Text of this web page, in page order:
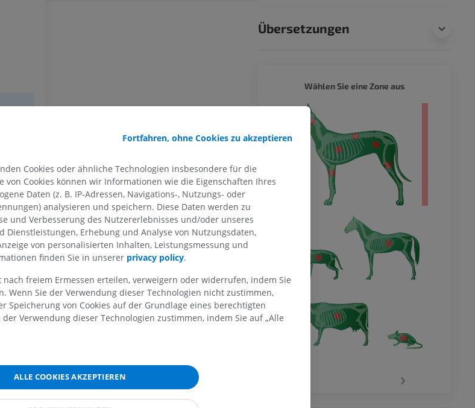
Übersetzungen
Osteologie
Karpalgelenk
Myologie
Zehe und Huf
CT
Wählen Sie eine Zone aus
›
Fortfahren, ohne Cookies zu akzeptieren
Cookies oder ähnliche Technologien insbesondere für die
Cookies können wir Informationen wie die Eigenschaften Ihres
Daten (z. B. IP-Adressen, Navigations-, Nutzungs- oder
analysieren und speichern. Diese Daten werden zu
und Verbesserung des Nutzererlebnisses und/oder unseres
Dienstleistungen, Erhebung und Analyse von Nutzungsdaten,
von personalisierten Inhalten, Leistungsmessung und
finden Sie in unserer privacy policy.
freiem Ermessen erteilen, verweigern oder widerrufen, indem Sie
Wenn Sie der Verwendung dieser Technologien nicht zustimmen,
Speicherung von Cookies auf der Grundlage eines berechtigten
Verwendung dieser Technologien zustimmen, indem Sie auf „Alle
ALLE COOKIES AKZEPTIEREN